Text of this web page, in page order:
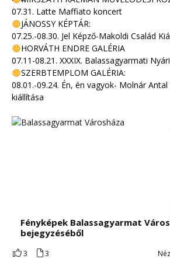
07.31. Latte Maffiato koncert
JÁNOSSY KÉPTÁR:
07.25.-08.30. Jel Képző-Makoldi Család
HORVÁTH ENDRE GALÉRIA
07.11-08.21. XXXIX. Balassagyarmati
SZERBTEMPLOM GALÉRIA:
08.01.-09.24. Én, én vagyok- Molnár
kiállítása
Fényképek Balassagyarmat
bejegyzéséből
3 3